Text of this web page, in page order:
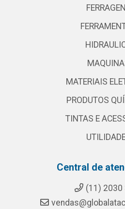
MATERIAIS
PRODUTOS
TINTAS E
Central de
(11) 2030